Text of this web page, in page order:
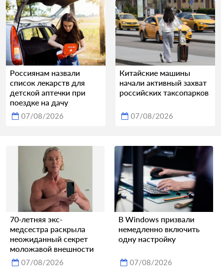
Россиянам назвали
список лекарств для
детской аптечки при
поездке на дачу
07/08/2026
Китайские машины
начали активный захват
российских таксопарков
07/08/2026
70-летняя экс-
медсестра раскрыла
неожиданный секрет
моложавой внешности
07/08/2026
В Windows призвали
немедленно включить
одну настройку
07/08/2026